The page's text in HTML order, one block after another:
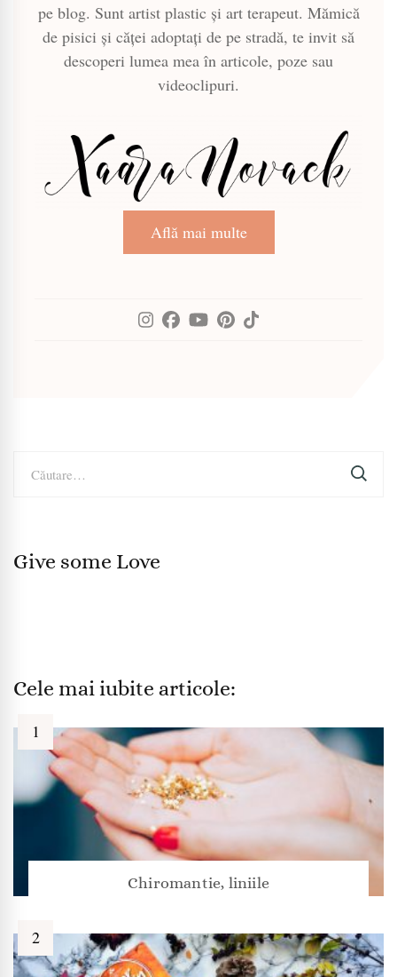
pe blog. Sunt artist plastic și art terapeut. Mămică
de pisici și căței adoptați de pe stradă, te invit să
descoperi lumea mea în articole, poze sau
videoclipuri.
Află mai multe
după:
Give some Love
Cele mai iubite articole:
Chiromantie, liniile